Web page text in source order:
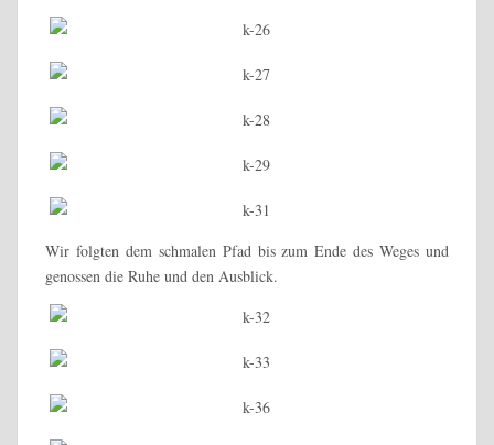
Wir folgten dem schmalen Pfad bis zum Ende des Weges und
genossen die Ruhe und den Ausblick.